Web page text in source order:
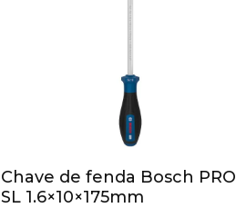
Chave de fenda Bosch PRO
SL 1.6×10×175mm